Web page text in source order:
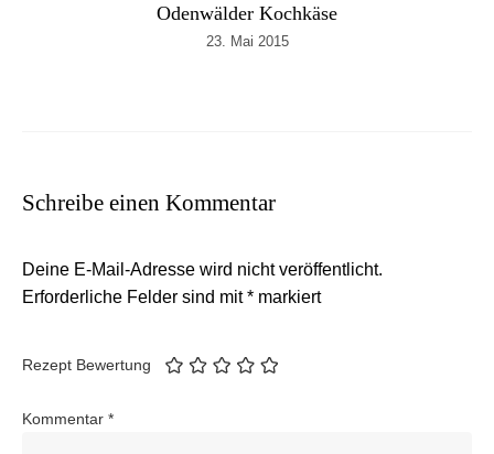
Odenwälder Kochkäse
23. Mai 2015
Schreibe einen Kommentar
Deine E-Mail-Adresse wird nicht veröffentlicht.
Erforderliche Felder sind mit* markiert
Rezept Bewertung
Kommentar *